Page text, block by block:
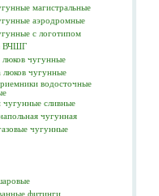
магистральные
аэродромные
с логотипом
ВЧШГ
чугунные
люков чугунные
водосточные
чугунные сливные
чугунная
чугунные
фитинги